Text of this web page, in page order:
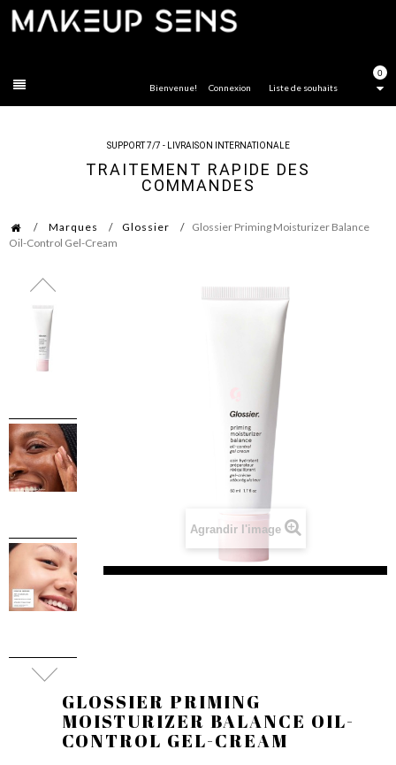
0
Liste de souhaits
Bienvenue! Connexion
SUPPORT 7/7 - LIVRAISON INTERNATIONALE
TRAITEMENT RAPIDE DES
COMMANDES
Marques Glossier
Glossier Priming Moisturizer Balance
Oil-Control Gel-Cream
Agrandir l'image
GLOSSIER PRIMING
MOISTURIZER BALANCE OIL-
CONTROL GEL-CREAM